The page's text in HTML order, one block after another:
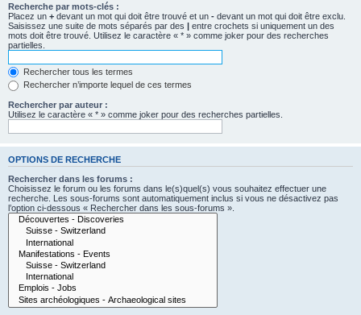
Recherche par mots-clés :
Placez un + devant un mot qui doit être trouvé et un - devant un mot qui doit être exclu.
Saisissez une suite de mots séparés par des | entre crochets si uniquement un des
mots doit être trouvé. Utilisez le caractère « * » comme joker pour des recherches
partielles.
Rechercher tous les termes
Rechercher n’importe lequel de ces termes
Rechercher par auteur :
Utilisez le caractère « * » comme joker pour des recherches partielles.
OPTIONS DE RECHERCHE
Rechercher dans les forums :
Choisissez le forum ou les forums dans le(s)quel(s) vous souhaitez effectuer une
recherche. Les sous-forums sont automatiquement inclus si vous ne désactivez pas
l’option ci-dessous « Rechercher dans les sous-forums ».